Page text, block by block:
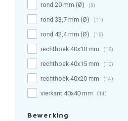
rond 20 mm (Ø) (5)
rond 33,7 mm (Ø) (11)
rond 42,4 mm (Ø) (16)
rechthoek 40x10 mm (16)
rechthoek 40x15 mm (10)
rechthoek 40x20 mm (14)
vierkant 40x40 mm (14)
Bewerking